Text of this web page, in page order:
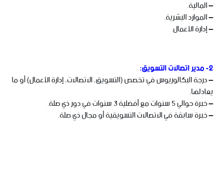
– المالية.
– الموارد البشرية.
– إدارة الأعمال.
2- مدير اتصالات التسويق:
– درجة البكالوريوس في تخصص (التسويق، الاتصالات، إدارة الأعمال) أو ما
يعادلها.
– خبرة حوالي 5 سنوات مع أفضلية 3 سنوات في دور ذي صلة.
– خبرة سابقة في الاتصالات التسويقية أو مجال ذي صلة.